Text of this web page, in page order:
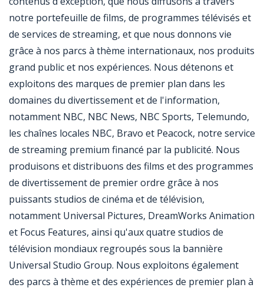
notre portefeuille de films, de programmes télévisés et
de services de streaming, et que nous donnons vie
grâce à nos parcs à thème internationaux, nos produits
grand public et nos expériences. Nous détenons et
exploitons des marques de premier plan dans les
domaines du divertissement et de l'information,
notamment NBC, NBC News, NBC Sports, Telemundo,
les chaînes locales NBC, Bravo et Peacock, notre service
de streaming premium financé par la publicité. Nous
produisons et distribuons des films et des programmes
de divertissement de premier ordre grâce à nos
puissants studios de cinéma et de télévision,
notamment Universal Pictures, DreamWorks Animation
et Focus Features, ainsi qu'aux quatre studios de
télévision mondiaux regroupés sous la bannière
Universal Studio Group. Nous exploitons également
des parcs à thème et des expériences de premier plan à